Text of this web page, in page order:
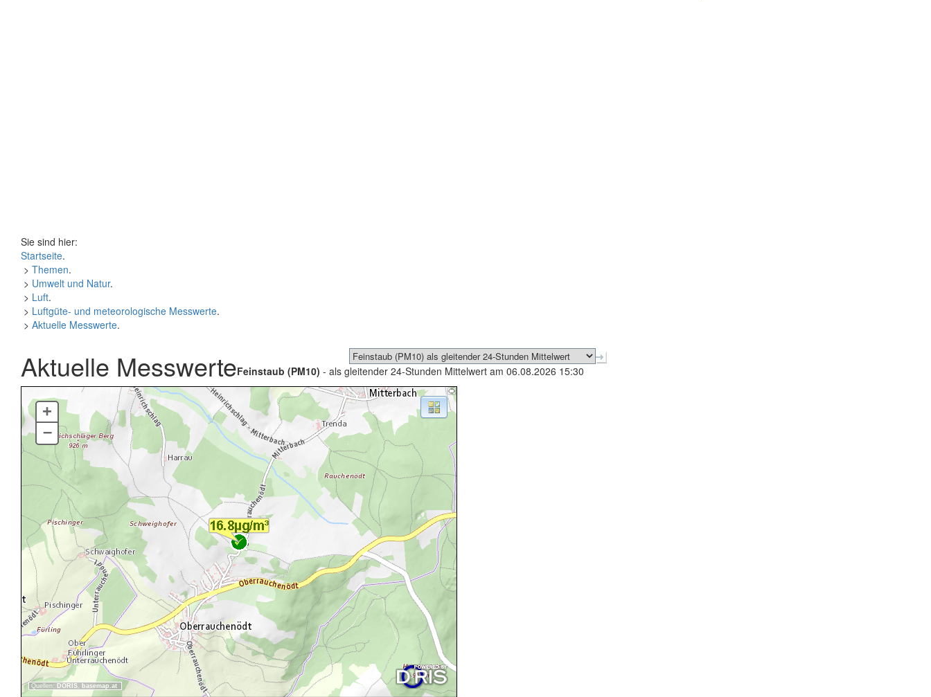
Sie sind hier:
Startseite.
> Themen.
> Umwelt und Natur.
> Luft.
> Luftgüte- und meteorologische Messwerte.
> Aktuelle Messwerte.
Aktuelle MesswerteFeinstaub (PM10) - als gleitender 24-Stunden Mittelwert am 06.08.2026 15:30
Quellen: DORIS, basemap.at
+
–